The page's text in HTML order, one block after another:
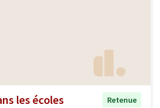
les écoles
Retenue